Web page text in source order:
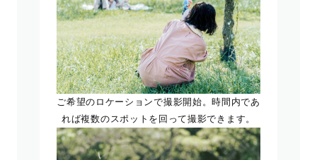
ご希望のロケーションで撮影開始。時間内であ
れば複数のスポットを回って撮影できます。